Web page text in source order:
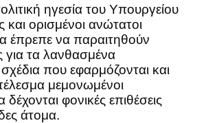
ηγεσία του Υπουργείου
ορισμένοι ανώτατοι
έπρεπε να παραιτηθούν
για τα λανθασμένα
σχέδια που εφαρμόζονται και
μεμονωμένοι
δέχονται φονικές επιθέσεις
άτομα.